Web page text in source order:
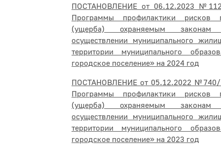
ПОСТАНОВЛЕНИЕ от 06.12.2023
Программы профилактики рисков
(ущерба) охраняемым
осуществлении муниципального
территории муниципального
городское поселение» на 2024 год
ПОСТАНОВЛЕНИЕ от 05.12.2022 №740/
Программы профилактики рисков
(ущерба) охраняемым
осуществлении муниципального
территории муниципального
городское поселение» на 2023 год